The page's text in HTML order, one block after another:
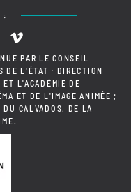
:
PAR LE CONSEIL
DE L'ÉTAT : DIRECTION
ET L'ACADÉMIE DE
ET DE L'IMAGE ANIMÉE ;
CALVADOS, DE LA